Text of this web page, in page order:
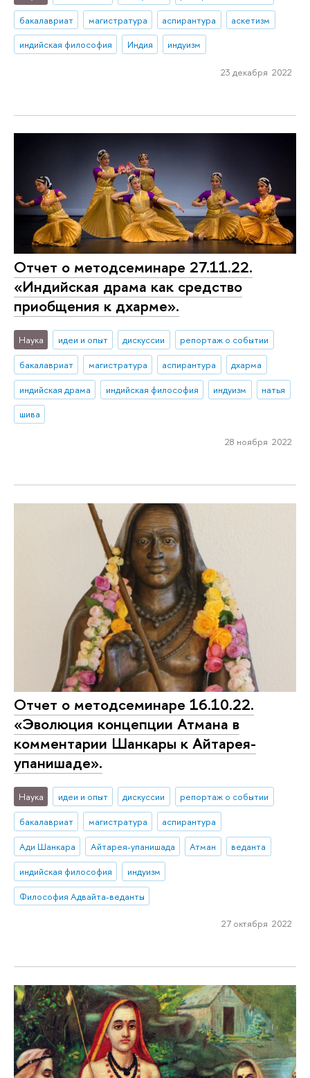
бакалавриат
магистратура аспирантура
аскетизм
индийская философия
Индия индуизм
23 декабря 2022
Отчет о методсеминаре 27.11.22.
«Индийская драма как средство
приобщения к дхарме».
Наука идеи и опыт дискуссии
репортаж о событии
бакалавриат
магистратура аспирантура
дхарма
индийская драма
индийская философия индуизм
натья
шива
28 ноября 2022
Отчет о методсеминаре 16.10.22.
«Эволюция концепции Атмана в
комментарии Шанкары к Айтарея-
упанишаде».
Наука идеи и опыт дискуссии
репортаж о событии
бакалавриат
магистратура
аспирантура
Ади Шанкара
Айтарея-упанишада Атман
веданта
индийская философия
индуизм
Философия Адвайта-веданты
27 октября 2022